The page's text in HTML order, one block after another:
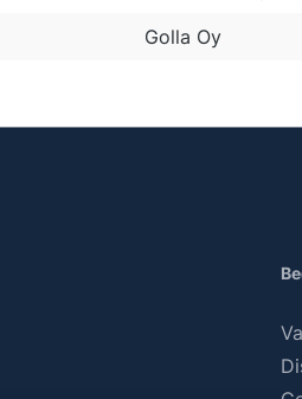
Golla Oy